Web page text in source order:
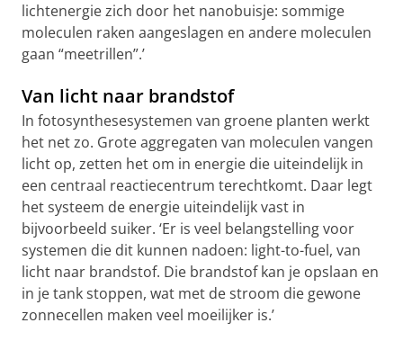
lichtenergie zich door het nanobuisje: sommige
moleculen raken aangeslagen en andere moleculen
gaan “meetrillen”.’
Van licht naar brandstof
In fotosynthesesystemen van groene planten werkt
het net zo. Grote aggregaten van moleculen vangen
licht op, zetten het om in energie die uiteindelijk in
een centraal reactiecentrum terechtkomt. Daar legt
het systeem de energie uiteindelijk vast in
bijvoorbeeld suiker. ‘Er is veel belangstelling voor
systemen die dit kunnen nadoen: light-to-fuel, van
licht naar brandstof. Die brandstof kan je opslaan en
in je tank stoppen, wat met de stroom die gewone
zonnecellen maken veel moeilijker is.’